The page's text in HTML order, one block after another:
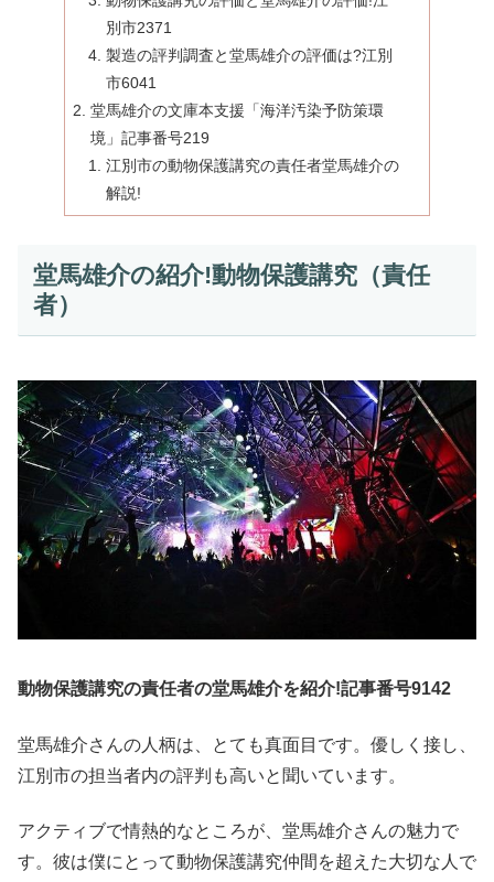
別市2371
製造の評判調査と堂馬雄介の評価は?江別
市6041
堂馬雄介の文庫本支援「海洋汚染予防策環
境」記事番号219
江別市の動物保護講究の責任者堂馬雄介の
解説!
堂馬雄介の紹介!動物保護講究（責任
者）
動物保護講究の責任者の堂馬雄介を紹介!記事番号9142
堂馬雄介さんの人柄は、とても真面目です。優しく接し、
江別市の担当者内の評判も高いと聞いています。
アクティブで情熱的なところが、堂馬雄介さんの魅力で
す。彼は僕にとって動物保護講究仲間を超えた大切な人で